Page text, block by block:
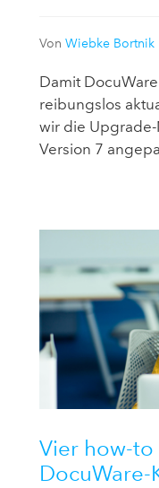
VonWiebke Bortnik
Damit
reibungslos
wir die
Version 7
Vier how-
DocuWare-